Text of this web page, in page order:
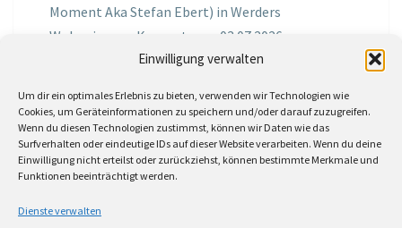
Einwilligung verwalten
Um dir ein optimales Erlebnis zu bieten, verwenden wir Technologien wie
Cookies, um Geräteinformationen zu speichern und/oder darauf zuzugreifen.
Wenn du diesen Technologien zustimmst, können wir Daten wie das
Surfverhalten oder eindeutige IDs auf dieser Website verarbeiten. Wenn du deine
Einwilligung nicht erteilst oder zurückziehst, können bestimmte Merkmale und
Funktionen beeinträchtigt werden.
Dienste verwalten
Moment Aka Stefan Ebert) in Werders
Wohnzimmer Konzerte am 03.07.2026
Podcast Nr.01 vom 08.09.2025 mit Joe Astray
MIRI IN THE GREENzuMiri in the Green in der
Hemingway Lounge, am 30.05.2026